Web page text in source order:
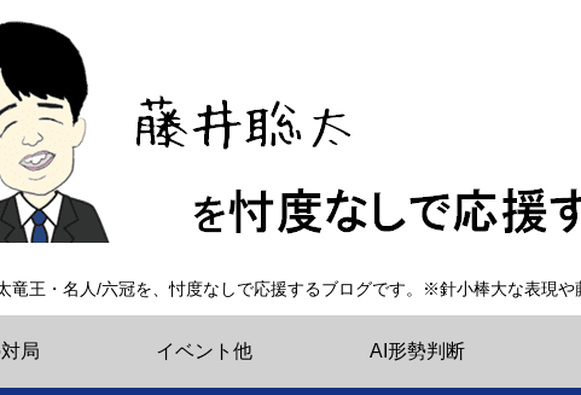
竜王・名人/六冠を、忖度なしで応援するブログです。※針小棒大な表現
局 イベント他 AI形勢判断